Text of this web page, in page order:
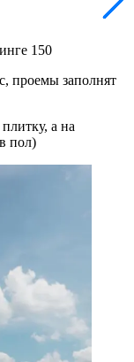
150
проемы заполнят
а на
пол)